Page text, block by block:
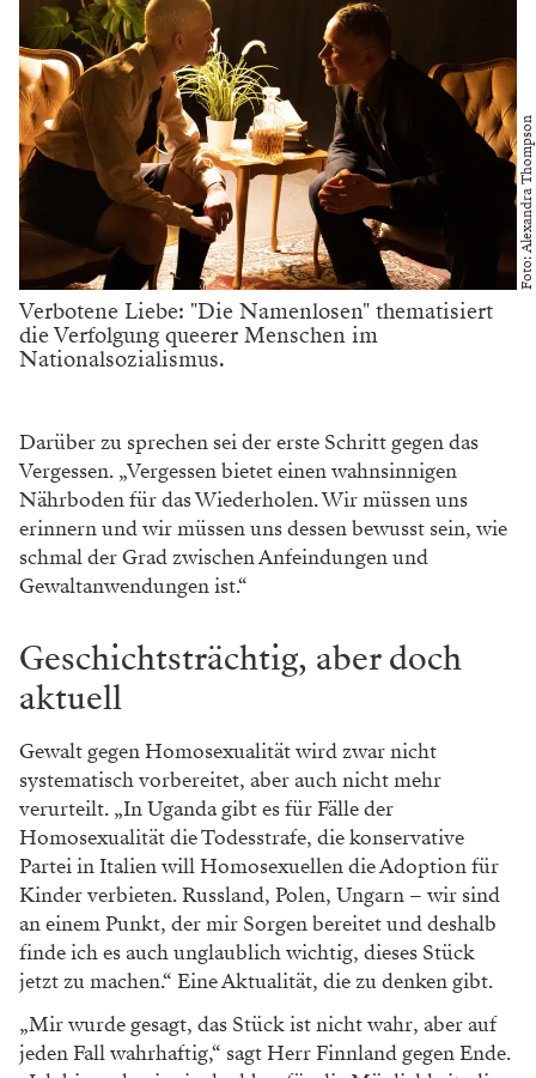
Foto: Alexandra Thompson
Verbotene Liebe: "Die Namenlosen" thematisiert
die Verfolgung queerer Menschen im
Nationalsozialismus.
Darüber zu sprechen sei der erste Schritt gegen das
Vergessen. „Vergessen bietet einen wahnsinnigen
Nährboden für das Wiederholen. Wir müssen uns
erinnern und wir müssen uns dessen bewusst sein, wie
schmal der Grad zwischen Anfeindungen und
Gewaltanwendungen ist.“
Geschichtsträchtig, aber doch
aktuell
Gewalt gegen Homosexualität wird zwar nicht
systematisch vorbereitet, aber auch nicht mehr
verurteilt. „In Uganda gibt es für Fälle der
Homosexualität die Todesstrafe, die konservative
Partei in Italien will Homosexuellen die Adoption für
Kinder verbieten. Russland, Polen, Ungarn – wir sind
an einem Punkt, der mir Sorgen bereitet und deshalb
finde ich es auch unglaublich wichtig, dieses Stück
jetzt zu machen.“ Eine Aktualität, die zu denken gibt.
„Mir wurde gesagt, das Stück ist nicht wahr, aber auf
jeden Fall wahrhaftig,“ sagt Herr Finnland gegen Ende.